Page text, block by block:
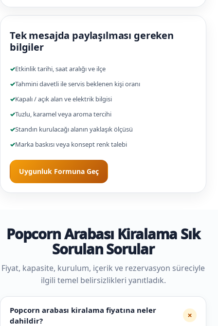
Tek mesajda paylaşılması gereken
bilgiler
✓Etkinlik tarihi, saat aralığı ve ilçe
✓Tahmini davetli ile servis beklenen kişi oranı
✓Kapalı / açık alan ve elektrik bilgisi
✓Tuzlu, karamel veya aroma tercihi
✓Standın kurulacağı alanın yaklaşık ölçüsü
✓Marka baskısı veya konsept renk talebi
Uygunluk Formuna Geç
Popcorn Arabası Kiralama Sık
Sorulan Sorular
Fiyat, kapasite, kurulum, içerik ve rezervasyon süreciyle
ilgili temel belirsizlikleri yanıtladık.
Popcorn arabası kiralama fiyatına neler
dahildir?
+